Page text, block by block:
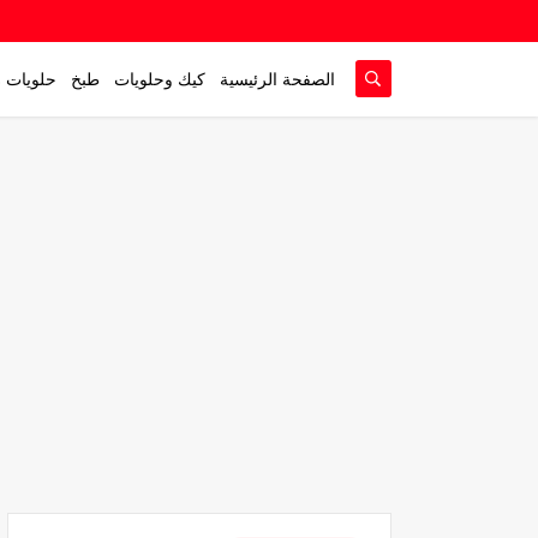
الصفحة الرئيسية كيك وحلويات طبخ حلويات